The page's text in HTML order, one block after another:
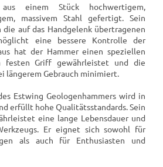
einem Stück hochwertigem,
massivem Stahl gefertigt. Sein
auf das Handgelenk übertragenen
eine bessere Kontrolle der
hat der Hammer einen speziellen
festen Griff gewährleistet und die
längerem Gebrauch minimiert.
Estwing Geologenhammers wird in
erfüllt hohe Qualitätsstandards. Sein
eine lange Lebensdauer und
Er eignet sich sowohl für
als auch für Enthusiasten und